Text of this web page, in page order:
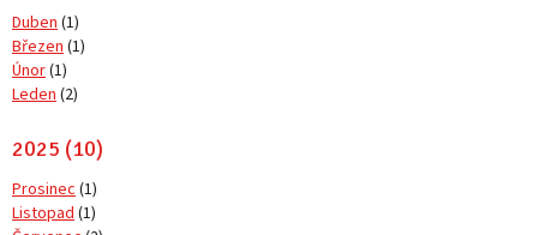
Duben (1)
Březen (1)
Únor(1)
Leden (2)
2025 (10)
Prosinec (1)
Listopad (1)